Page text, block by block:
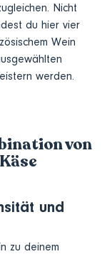
Nicht
du hier vier
Wein
werden.
von
und
zu deinem